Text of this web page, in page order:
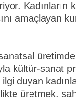
Kadınların
amaçlayan
kültür-sanat
duyan
üretmek,